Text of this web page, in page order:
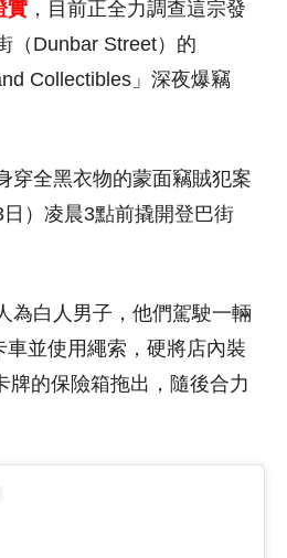
實 ，目前正全力調查這宗發
（Dunbar Street）的
Collectibles」深夜爆竊
穿全黑衣物的蒙面竊賊犯案
）凌晨3點前撬開登巴街
為白人男子，他們駕駛一輛
並使用繩索，硬將店內裝
牌的保險箱拖出，隨後合力